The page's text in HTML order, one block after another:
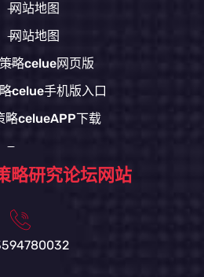
网站地图
网站地图
略celue网页版
celue手机版入口
略celueAPP下载
略研究论坛网站